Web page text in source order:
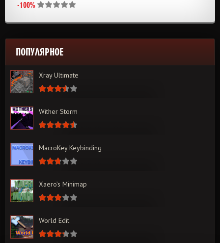
-100%
ПОПУЛЯРНОЕ
Xray Ultimate
Wither Storm
MacroKey Keybinding
Xaero’s Minimap
World Edit